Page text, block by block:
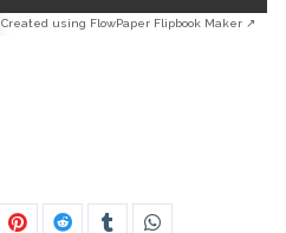
Created using FlowPaper Flipbook Maker ↗